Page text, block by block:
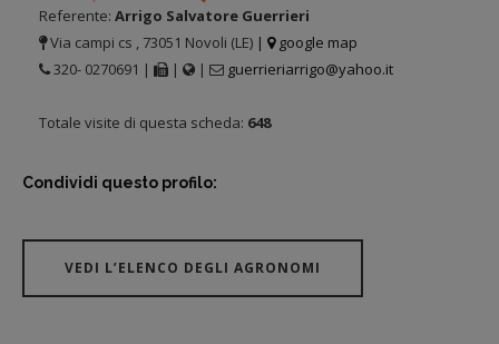
Referente: Arrigo Salvatore Guerrieri
Via campi cs , 73051 Novoli (LE) |
google map
320- 0270691 |
| | guerrieriarrigo@yahoo.it
Totale visite di questa scheda: 648
Condividi questo profilo:
VEDI L’ELENCO DEGLI AGRONOMI